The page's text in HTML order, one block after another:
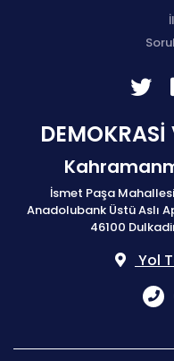
İsmet Paşa
Anadolubank Üstü Aslı
46100
Yol